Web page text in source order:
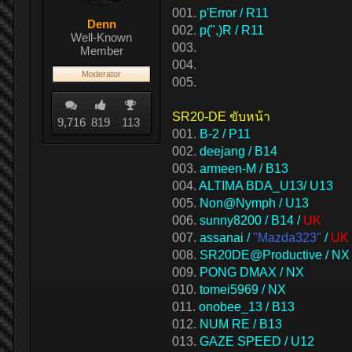
Denn
Well-Known
Member
Moderator
9,716 819 113
001. p'Error / R11
002. p(",)R / R11
003.
004.
005.
SR20-DE ขับหน้า
001. B-2 / P11
002. deejang / B14
003. armeen-M / B13
004. ALTIMA BDA_U13/ U13
005. Non@Nymph / U13
006. sunny8200 / B14 / UK
007. assanai /"Mazda323" / UK
008. SR20DE@Productive / NX
009. PONG DMAX / NX
010. tomei5969 / NX
011. onobee_13 / B13
012. NUM RE / B13
013. GAZE SPEED / U12